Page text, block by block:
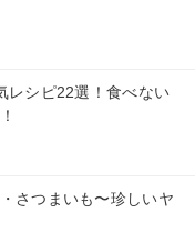
レシピ22選！食べない
さつまいも〜珍しいヤ